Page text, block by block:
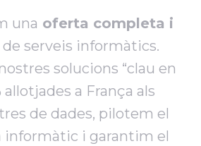
una oferta completa i
de serveis informàtics.
solucions “clau en
allotjades a França als
de dades, pilotem el
informàtic i garantim el